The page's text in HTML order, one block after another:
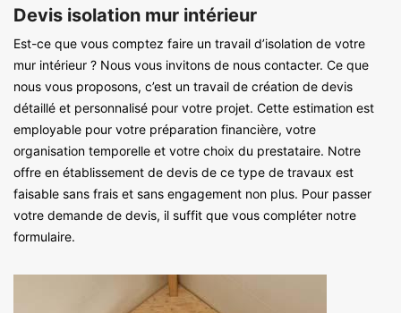
Devis isolation mur intérieur
Est-ce que vous comptez faire un travail d’isolation de votre
mur intérieur ? Nous vous invitons de nous contacter. Ce que
nous vous proposons, c’est un travail de création de devis
détaillé et personnalisé pour votre projet. Cette estimation est
employable pour votre préparation financière, votre
organisation temporelle et votre choix du prestataire. Notre
offre en établissement de devis de ce type de travaux est
faisable sans frais et sans engagement non plus. Pour passer
votre demande de devis, il suffit que vous compléter notre
formulaire.